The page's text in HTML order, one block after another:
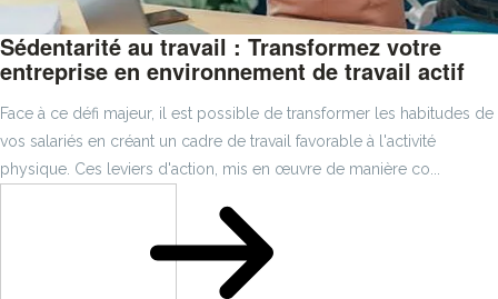
Sédentarité au travail : Transformez votre
entreprise en environnement de travail actif
Face à ce défi majeur, il est possible de transformer les habitudes de
vos salariés en créant un cadre de travail favorable à l'activité
physique. Ces leviers d'action, mis en œuvre de manière co...